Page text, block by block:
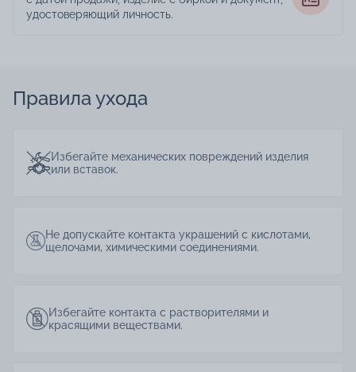
удостоверяющий личность.
Правила ухода
Избегайте механических повреждений изделия
или вставок.
Не допускайте контакта украшений с кислотами,
щелочами, химическими соединениями.
Избегайте контакта с растворителями и
красящими веществами.